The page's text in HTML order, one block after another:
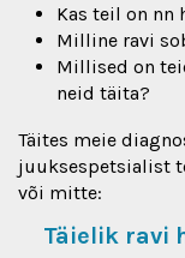
Kas teil on nn
Milline ravi
Millised on
neid täita?
Täites meie
juuksespetsialist
või mitte:
Täielik ravi